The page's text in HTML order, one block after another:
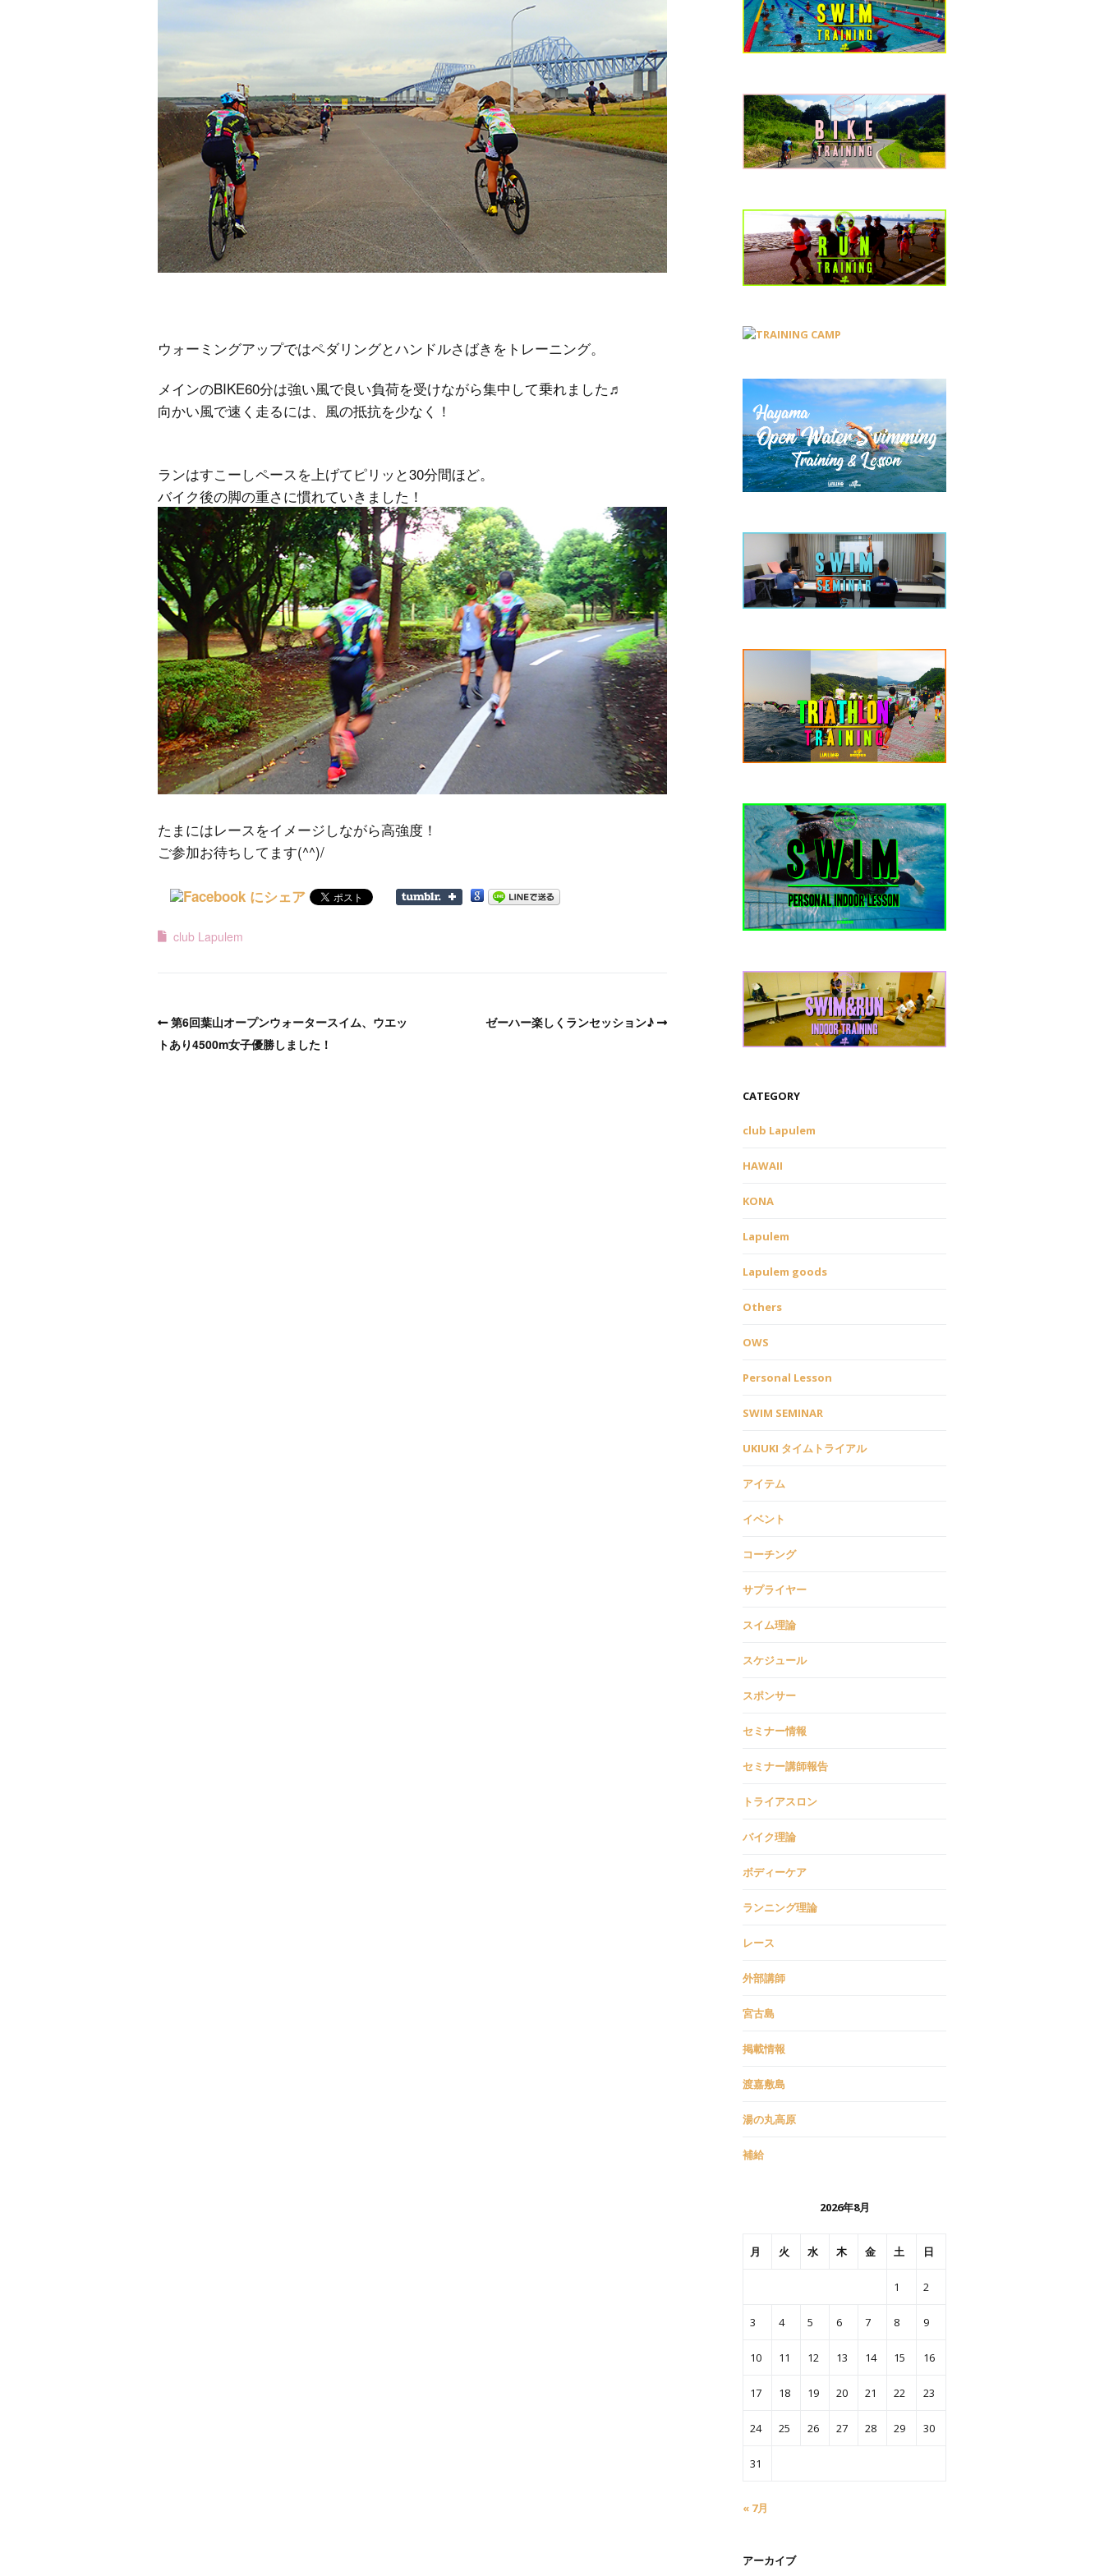
TRIATHLON TRAINING
SWIM Training
BIKE Training
RUN Training
INDOOR Training
TRAINING CAMP
SWIM INDOOR
ウォーミングアップではペダリングとハンドルさばきをトレーニング。
メインのBIKE60分は強い風で良い負荷を受けながら集中して乗れました♬
向かい風で速く走るには、風の抵抗を少なく！
ランはすこーしペースを上げてピリッと30分間ほど。
バイク後の脚の重さに慣れていきました！
たまにはレースをイメージしながら高強度！
ご参加お待ちしてます(^^)/
club Lapulem
第6回葉山オープンウォータースイム、ウエッ
トあり4500m女子優勝しました！
ゼーハー楽しくランセッション♪
CATEGORY
club Lapulem
HAWAII
KONA
Lapulem
Lapulem goods
Others
OWS
Personal Lesson
SWIM SEMINAR
UKIUKI タイムトライアル
アイテム
イベント
コーチング
サプライヤー
スイム理論
スケジュール
スポンサー
セミナー情報
セミナー講師報告
トライアスロン
バイク理論
ボディーケア
ランニング理論
レース
外部講師
宮古島
掲載情報
渡嘉敷島
湯の丸高原
補給
2026年8月
月 火 水 木 金 土 日
1 2
3 4 5 6 7 8 9
10 11 12 13 14 15 16
17 18 19 20 21 22 23
24 25 26 27 28 29 30
31
« 7月
アーカイブ